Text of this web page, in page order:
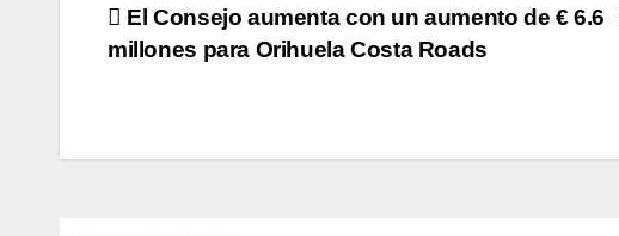
Post
navigation
El Consejo aumenta con un aumento de € 6.6
millones para Orihuela Costa Roads